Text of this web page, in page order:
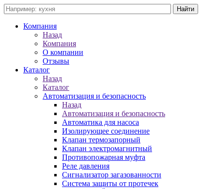
Компания
Назад
Компания
О компании
Отзывы
Каталог
Назад
Каталог
Автоматизация и безопасность
Назад
Автоматизация и безопасность
Автоматика для насоса
Изолирующее соединение
Клапан термозапорный
Клапан электромагнитный
Противопожарная муфта
Реле давления
Сигнализатор загазованности
Система защиты от протечек